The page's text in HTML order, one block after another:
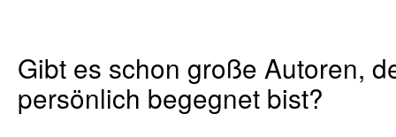
Gibt es schon große Autoren,
persönlich begegnet bist?